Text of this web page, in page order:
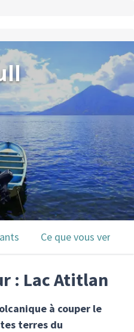
Ce que vous verrez
: Lac Atitlan
à couper le
terres du